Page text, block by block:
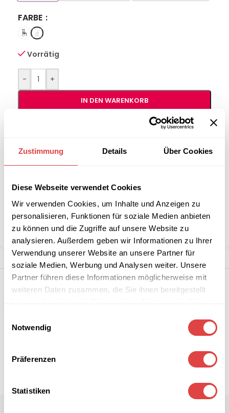
Zustimmung Details Über Cookies
Diese Webseite verwendet Cookies
Wir verwenden Cookies, um Inhalte und Anzeigen zu
personalisieren, Funktionen für soziale Medien anbieten
zu können und die Zugriffe auf unsere Website zu
analysieren. Außerdem geben wir Informationen zu Ihrer
Verwendung unserer Website an unsere Partner für
soziale Medien, Werbung und Analysen weiter. Unsere
Partner führen diese Informationen möglicherweise mit
weiteren Daten zusammen, die Sie ihnen bereitgestellt
Notwendig
Präferenzen
Statistiken
FARBE
Vorrätig
- +
IN DEN WARENKORB
Stückzahlen?
anfordern
Artikelnummer:RETRO521TTSTM
Kategorie: Restaurant- und Esszimmerstühle
Marke:Gastro Uzal
Teilen: